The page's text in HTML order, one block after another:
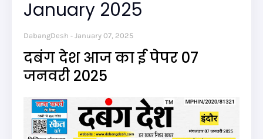
January 2025
DabangDesh January 07, 2025
दबंग देश आज का ई पेपर 07
जनवरी 2025